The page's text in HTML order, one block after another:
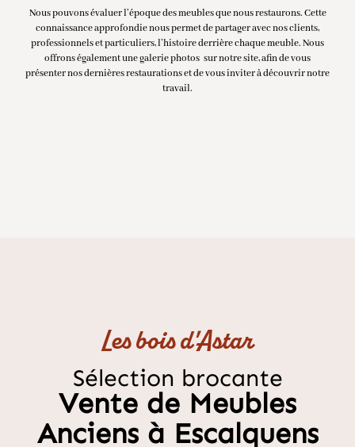
Nous pouvons évaluer l’époque des meubles que nous restaurons. Cette
connaissance approfondie nous permet de partager avec nos clients,
professionnels et particuliers, l’histoire derrière chaque meuble. Nous
offrons également une galerie photos sur notre site, afin de vous
présenter nos dernières restaurations et de vous inviter à découvrir notre
travail.
Les bois d'Astar
Sélection brocante
Vente de Meubles
Anciens à Escalquens